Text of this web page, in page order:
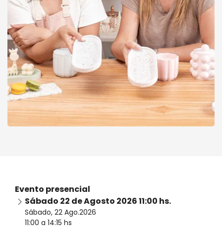
(con Resina ecológica)
consulta
Evento presencial
Sábado 22 de Agosto 2026 11:00 hs.
Sábado, 22 Ago.2026
11:00 a 14:15 hs